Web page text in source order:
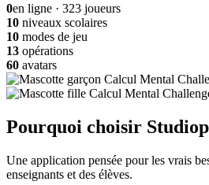
0en ligne · 323 joueurs
10 niveaux scolaires
10 modes de jeu
13 opérations
60 avatars
Pourquoi choisir
Une application pensée pour les vrais
enseignants et des élèves.